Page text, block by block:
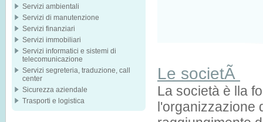
Le societÃ
La società è lla
l'organizzazione
Servizi ambientali
Servizi di manutenzione
Servizi finanziari
Servizi immobiliari
Servizi informatici e sistemi di
telecomunicazione
Servizi segreteria, traduzione, call
center
Sicurezza aziendale
Trasporti e logistica